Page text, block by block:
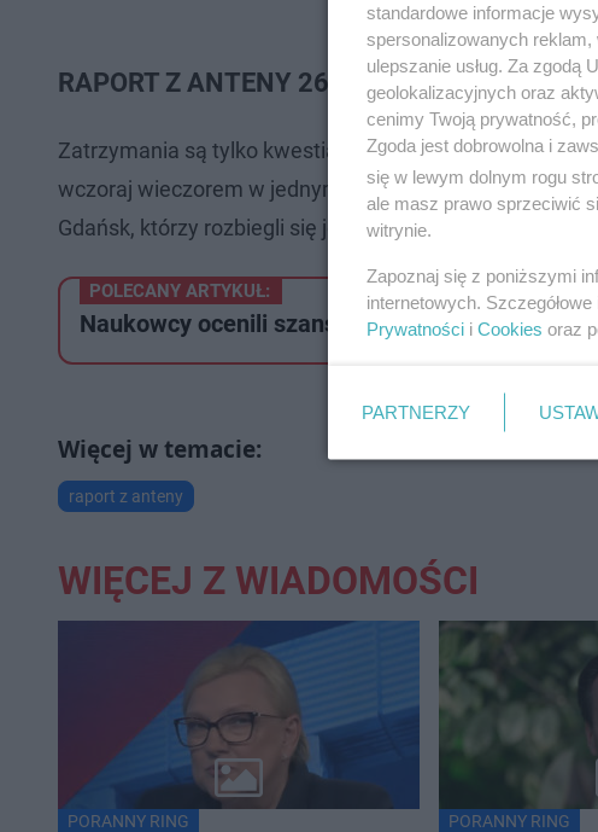
RAPORT Z ANTENY 26.05.2021:
Zatrzymania są tylko kwestią czasu! To po ataku na
wczoraj wieczorem w jednym z ogródków
Gdańsk, którzy rozbiegli się jeszcze przed przyjazdem
POLECANY ARTYKUŁ:
Naukowcy ocenili szanse Polaków na Euro
raport z anteny
WIĘCEJ Z WIADOMOŚCI
PORANNY RING PORANNY RING
standardowe informacje
spersonalizowanych
ulepszanie usług. Za zgodą
geolokalizacyjnych oraz
cenimy Twoją prywatność,
Zgoda jest dobrowolna i
się w lewym dolnym rogu
ale masz prawo sprzeciwić
witrynie.
Zapoznaj się z poniższymi
internetowych.
Prywatności i Cookies oraz
PARTNERZY